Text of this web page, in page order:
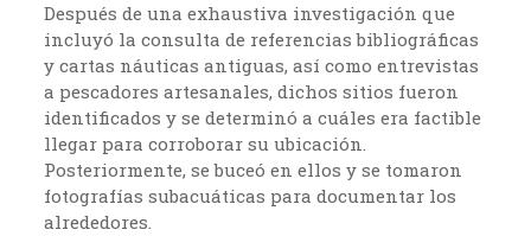
Después de una exhaustiva investigación que
incluyó la consulta de referencias bibliográficas
y cartas náuticas antiguas, así como entrevistas
a pescadores artesanales, dichos sitios fueron
identificados y se determinó a cuáles era factible
llegar para corroborar su ubicación.
Posteriormente, se buceó en ellos y se tomaron
fotografías subacuáticas para documentar los
alrededores.